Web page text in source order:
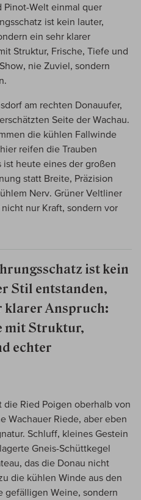
Pinot-Welt einmal quer
ist kein lauter,
ein sehr klarer
Struktur, Frische, Tiefe und
nie Zuviel, sondern
am rechten Donauufer,
Seite der Wachau.
die kühlen Fallwinde
reifen die Trauben
ist heute eines der großen
statt Breite, Präzision
Nerv. Grüner Veltliner
nur Kraft, sondern vor
ist kein
Stil entstanden,
klarer Anspruch:
mit Struktur,
echter
die Ried Poigen oberhalb von
Wachauer Riede, aber eben
Schluff, kleines Gestein
Gneis-Schüttkegel
das die Donau nicht
die kühlen Winde aus den
gefälligen Weine, sondern